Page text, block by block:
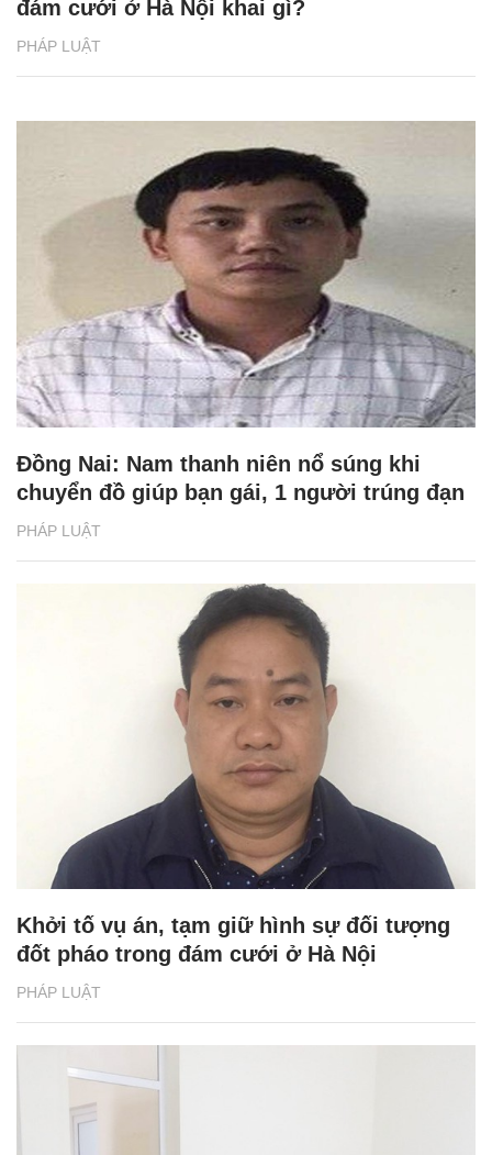
PHÁP LUẬT
đám cưới ở Hà Nội khai gì?
PHÁP LUẬT
Đồng Nai: Nam thanh niên nổ súng khi
chuyển đồ giúp bạn gái, 1 người trúng đạn
PHÁP LUẬT
Khởi tố vụ án, tạm giữ hình sự đối tượng
đốt pháo trong đám cưới ở Hà Nội